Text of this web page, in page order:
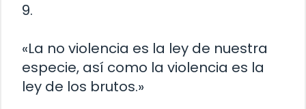
9.
«La no violencia es la ley de nuestra
especie, así como la violencia es la
ley de los brutos.»